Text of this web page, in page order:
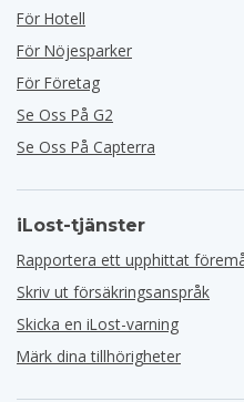
För Hotell
För Nöjesparker
För Företag
Se Oss På G2
Se Oss På Capterra
iLost-tjänster
Rapportera ett upphittat
Skriv ut försäkringsanspråk
Skicka en iLost-varning
Märk dina tillhörigheter